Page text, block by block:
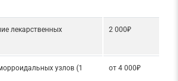
лекарственных
2 000₽
узлов (1
от 4 000₽